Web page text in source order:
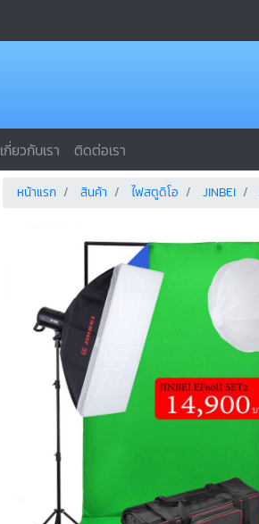
เกี่ยวกับเรา
ติดต่อเรา
หน้าแรก สินค้า ไฟสตูดิโอ JINBEI